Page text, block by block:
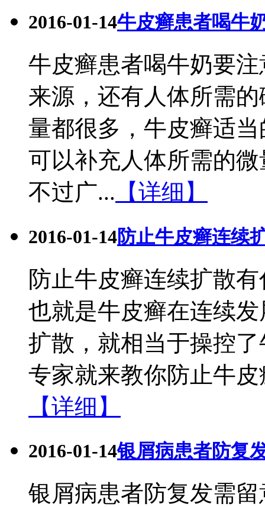
2016-01-14牛皮癣患者喝牛
牛皮癣患者喝牛奶要
来源，还有人体所需
量都很多，牛皮癣适
可以补充人体所需的
不过广... 【详细】
2016-01-14防止牛皮癣连续
防止牛皮癣连续扩散
也就是牛皮癣在连续
扩散，就相当于操控
专家就来教你防止牛
【详细】
2016-01-14银屑病患者防复
银屑病患者防复发需